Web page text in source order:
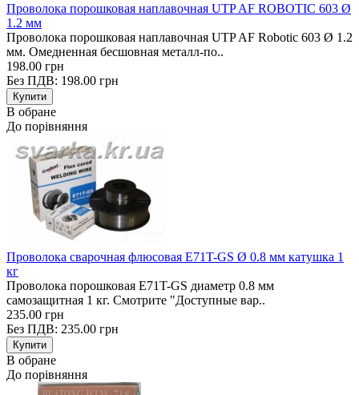
Проволока порошковая наплавочная UTP AF ROBOTIC 603 Ø
1.2 мм
Проволока порошковая наплавочная UTP AF Robotic 603 Ø 1.2
мм. Омедненная бесшовная металл-по..
198.00 грн
Без ПДВ: 198.00 грн
В обране
До порівняння
Проволока сварочная флюсовая E71T-GS Ø 0.8 мм катушка 1
кг
Проволока порошковая E71T-GS диаметр 0.8 мм
самозащитная 1 кг. Смотрите "Доступные вар..
235.00 грн
Без ПДВ: 235.00 грн
В обране
До порівняння